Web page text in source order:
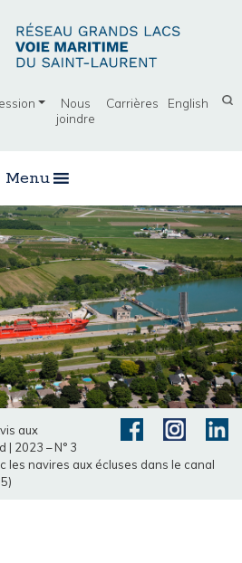
Nous
joindre
Carrières English
Menu
aux
| 2023 – N° 3
les navires aux écluses dans le canal